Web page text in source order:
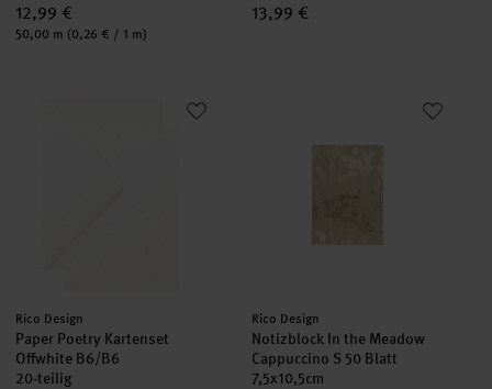
12,99 €
Inhalt:
50,00 m (0,26 € / 1 m)
13,99 €
Paper Poetry Kartenset Offwhite B6/B6
Hersteller:
Rico Design
Paper Poetry Kartenset
Offwhite B6/B6
20-teilig
Notizblock In the Meadow
Hersteller:
Rico Design
Notizblock In the Meadow
Cappuccino S 50 Blatt
7,5x10,5cm